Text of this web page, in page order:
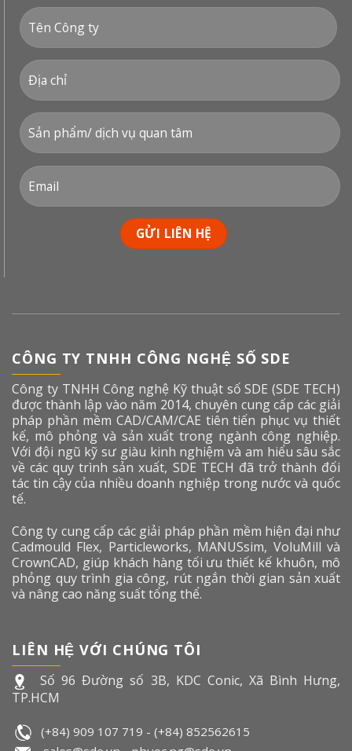
CÔNG TY TNHH CÔNG NGHỆ SỐ SDE
Công ty TNHH Công nghệ Kỹ thuật số SDE (SDE TECH)
được thành lập vào năm 2014, chuyên cung cấp các giải
pháp phần mềm CAD/CAM/CAE tiên tiến phục vụ thiết
kế, mô phỏng và sản xuất trong ngành công nghiệp.
Với đội ngũ kỹ sư giàu kinh nghiệm và am hiểu sâu sắc
về các quy trình sản xuất, SDE TECH đã trở thành đối
tác tin cậy của nhiều doanh nghiệp trong nước và quốc
tế.
Công ty cung cấp các giải pháp phần mềm hiện đại như
Cadmould Flex, Particleworks, MANUSsim, VoluMill và
CrownCAD, giúp khách hàng tối ưu thiết kế khuôn, mô
phỏng quy trình gia công, rút ngắn thời gian sản xuất
và nâng cao năng suất tổng thể.
LIÊN HỆ VỚI CHÚNG TÔI
Số 96 Đường số 3B, KDC Conic, Xã Bình Hưng,
TP.HCM
(+84) 909 107 719 - (+84) 852562615